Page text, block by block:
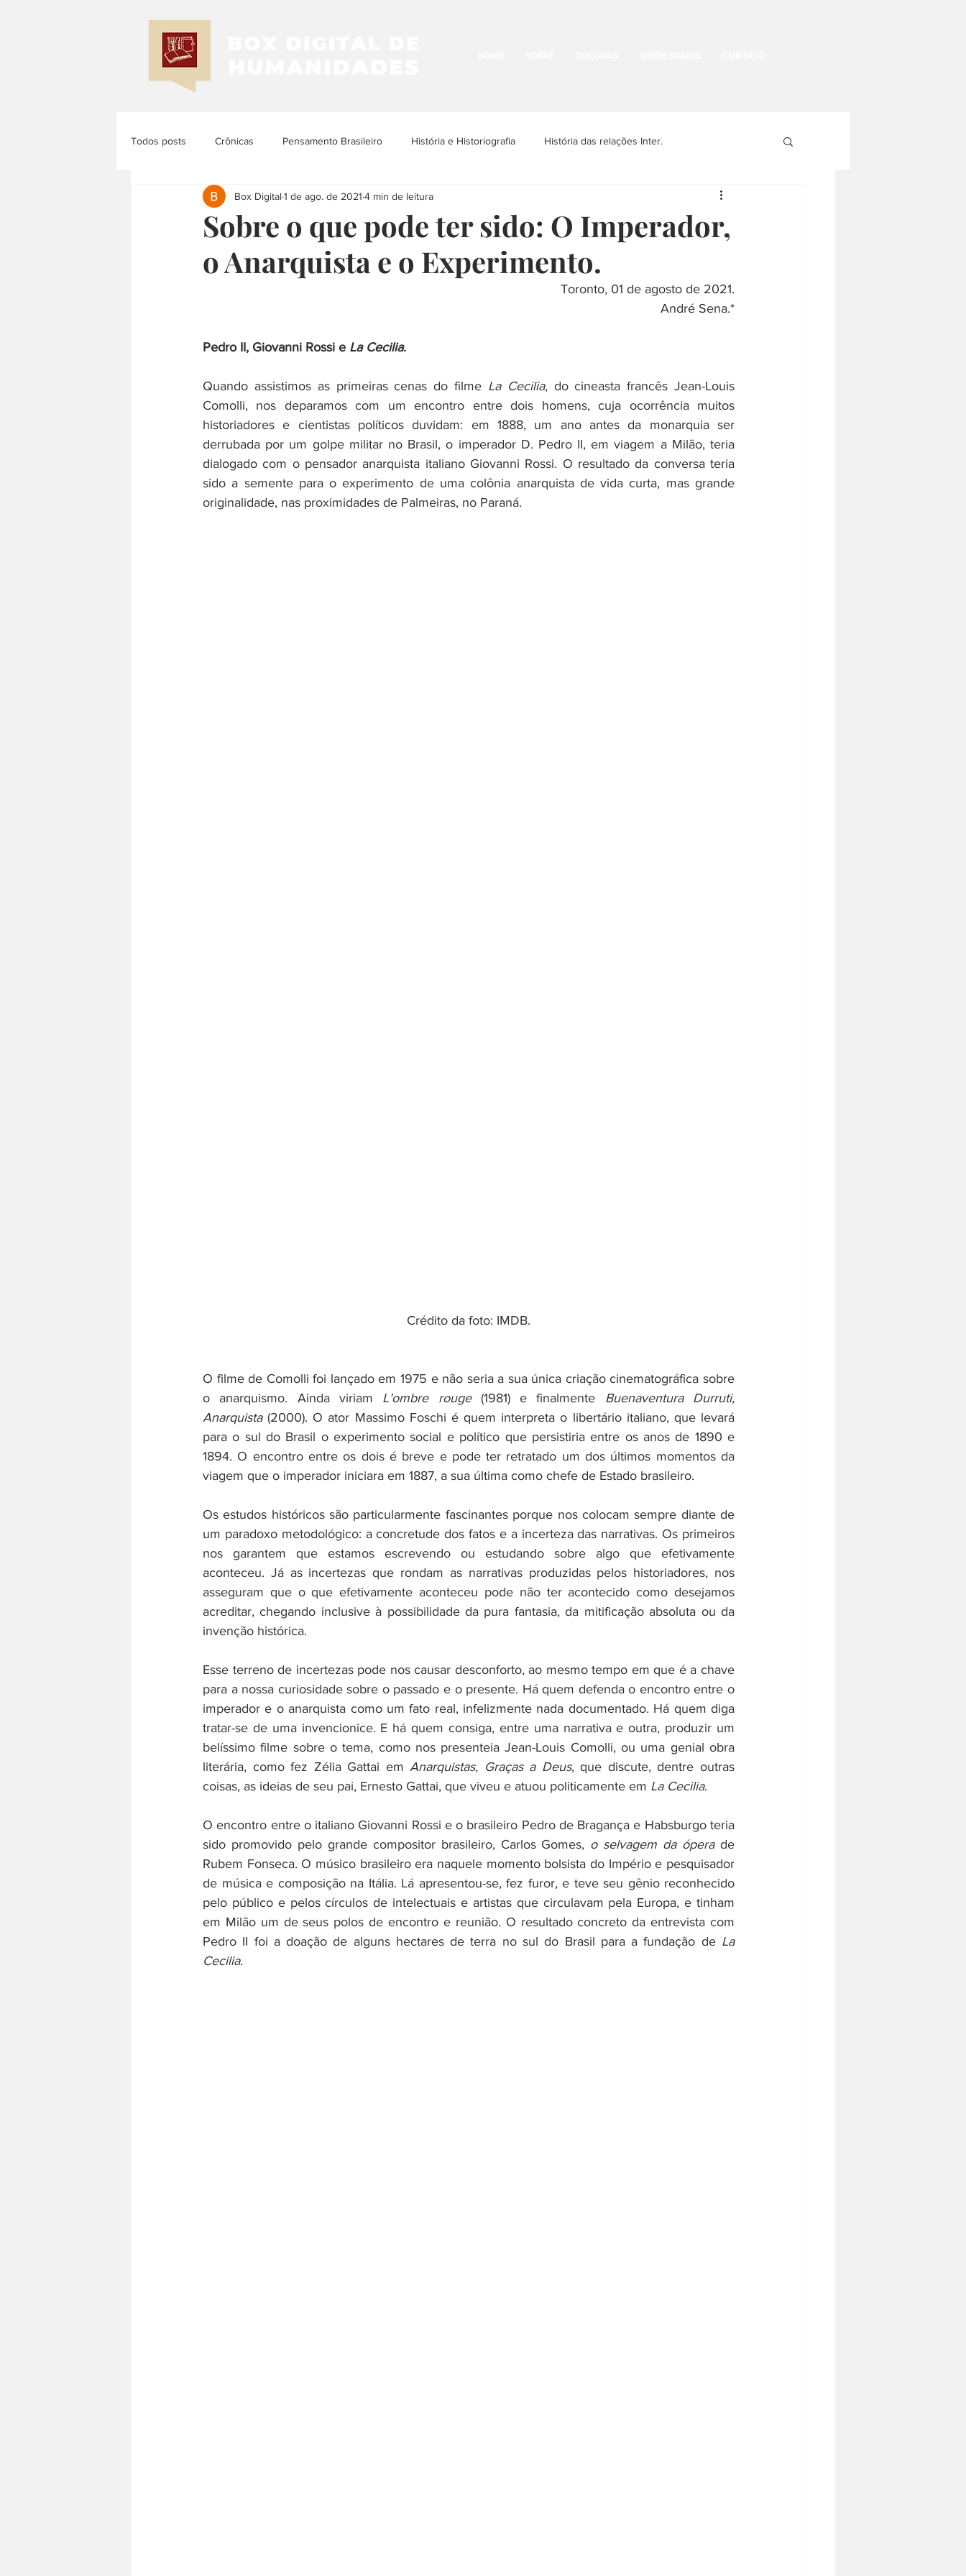
Todos posts Crônicas Pensamento Brasileiro História e Historiografia História das relações Inter.
Memória e História História dos Povos Indígenas História e Cultura LGBTQIA+
História das Mulheres e dos Femi... História Urbana História das Religiões História das Imagens
História da moda
Sobre o que pode ter sido: O Imperador,
o Anarquista e o Experimento.
Box Digital 1 de ago. de 2021 4 min de leitura
Toronto, 01 de agosto de 2021.
André Sena.*
Pedro II, Giovanni Rossi e La Cecilia.
Quando assistimos as primeiras cenas do filme La Cecilia, do cineasta francês Jean-Louis
Comolli, nos deparamos com um encontro entre dois homens, cuja ocorrência muitos
historiadores e cientistas políticos duvidam: em 1888, um ano antes da monarquia ser
derrubada por um golpe militar no Brasil, o imperador D. Pedro II, em viagem a Milão, teria
dialogado com o pensador anarquista italiano Giovanni Rossi. O resultado da conversa teria
sido a semente para o experimento de uma colônia anarquista de vida curta, mas grande
originalidade, nas proximidades de Palmeiras, no Paraná.
Crédito da foto: IMDB.
O filme de Comolli foi lançado em 1975 e não seria a sua única criação cinematográfica sobre
o anarquismo. Ainda viriam L’ombre rouge (1981) e finalmente Buenaventura Durruti,
Anarquista (2000). O ator Massimo Foschi é quem interpreta o libertário italiano, que levará
para o sul do Brasil o experimento social e político que persistiria entre os anos de 1890 e
1894. O encontro entre os dois é breve e pode ter retratado um dos últimos momentos da
viagem que o imperador iniciara em 1887, a sua última como chefe de Estado brasileiro.
Os estudos históricos são particularmente fascinantes porque nos colocam sempre diante de
um paradoxo metodológico: a concretude dos fatos e a incerteza das narrativas. Os primeiros
nos garantem que estamos escrevendo ou estudando sobre algo que efetivamente
aconteceu. Já as incertezas que rondam as narrativas produzidas pelos historiadores, nos
asseguram que o que efetivamente aconteceu pode não ter acontecido como desejamos
acreditar, chegando inclusive à possibilidade da pura fantasia, da mitificação absoluta ou da
invenção histórica.
Esse terreno de incertezas pode nos causar desconforto, ao mesmo tempo em que é a chave
para a nossa curiosidade sobre o passado e o presente. Há quem defenda o encontro entre o
imperador e o anarquista como um fato real, infelizmente nada documentado. Há quem diga
tratar-se de uma invencionice. E há quem consiga, entre uma narrativa e outra, produzir um
belíssimo filme sobre o tema, como nos presenteia Jean-Louis Comolli, ou uma genial obra
literária, como fez Zélia Gattai em Anarquistas, Graças a Deus, que discute, dentre outras
coisas, as ideias de seu pai, Ernesto Gattai, que viveu e atuou politicamente em La Cecilia.
O encontro entre o italiano Giovanni Rossi e o brasileiro Pedro de Bragança e Habsburgo teria
sido promovido pelo grande compositor brasileiro, Carlos Gomes, o selvagem da ópera de
Rubem Fonseca. O músico brasileiro era naquele momento bolsista do Império e pesquisador
de música e composição na Itália. Lá apresentou-se, fez furor, e teve seu gênio reconhecido
pelo público e pelos círculos de intelectuais e artistas que circulavam pela Europa, e tinham
em Milão um de seus polos de encontro e reunião. O resultado concreto da entrevista com
Pedro II foi a doação de alguns hectares de terra no sul do Brasil para a fundação de La
Cecilia.